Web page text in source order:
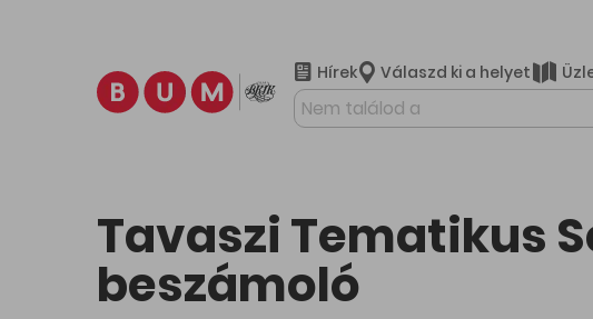
Hírek Válaszd ki a helyet
Tavaszi Tematikus
beszámoló